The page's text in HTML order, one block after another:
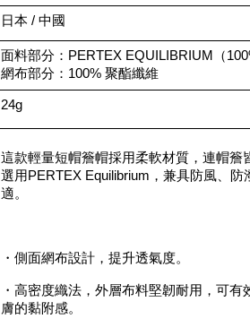
日本 / 中國
面料部分：PERTEX EQUILIBRIUM（
網布部分：100% 聚酯纖維
24g
這款輕量短帽簷帽採用柔軟材質，連帽
選用PERTEX Equilibrium，兼具防風、
適。
・側面網布設計，提升透氣度。
・ 高密度織法，外層布料堅韌耐用，可
膚的黏附感。